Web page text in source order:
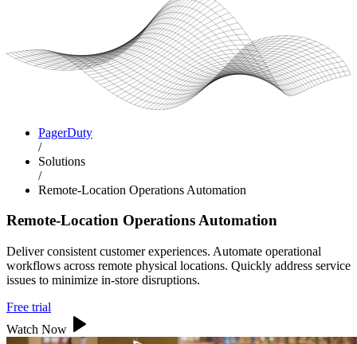
PagerDuty
/
Solutions
/
Remote-Location Operations Automation
Remote-Location Operations Automation
Deliver consistent customer experiences. Automate operational
workflows across remote physical locations. Quickly address service
issues to minimize in-store disruptions.
Free trial
Watch Now